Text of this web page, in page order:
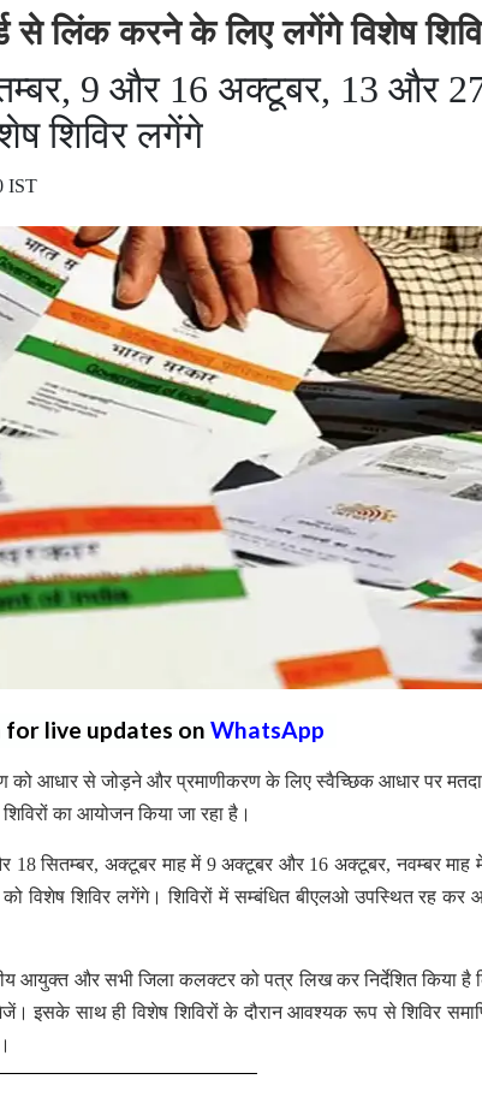
से लिंक करने के लिए लगेंगे विशेष
9 और 16 अक्टूबर, 13 और
शिविर लगेंगे
IST
for live updates on WhatsApp
को आधार से जोड़ने और प्रमाणीकरण के लिए स्वैच्छिक आधार पर
का आयोजन किया जा रहा है।
18 सितम्बर, अक्टूबर माह में 9 अक्टूबर और 16 अक्टूबर, नवम्बर माह
विशेष शिविर लगेंगे। शिविरों में सम्बंधित बीएलओ उपस्थित रह
आयुक्त और सभी जिला कलक्टर को पत्र लिख कर निर्देशित किया है
भेजें। इसके साथ ही विशेष शिविरों के दौरान आवश्यक रूप से शिविर